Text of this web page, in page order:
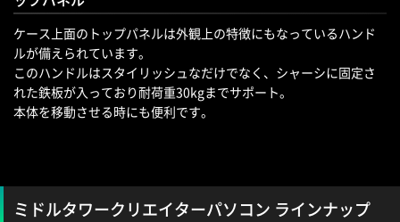
ケース上面のトップパネルは外観上の特徴にもなっているハンド
ルが備えられています。
このハンドルはスタイリッシュなだけでなく、シャーシに固定さ
れた鉄板が入っており耐荷重30kgまでサポート。
本体を移動させる時にも便利です。
ミドルタワークリエイターパソコン ラインナップ